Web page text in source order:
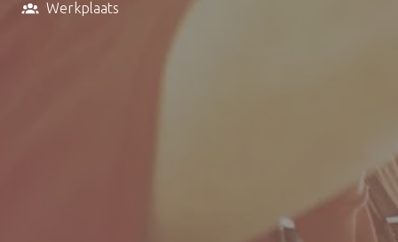
Werkplaats